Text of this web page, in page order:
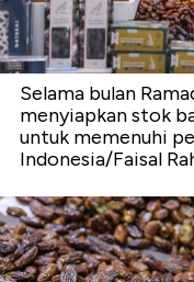
Selama bulan
menyiapkan stok
untuk memenuhi
Indonesia/Faisal